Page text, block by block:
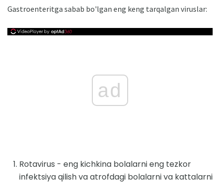
Gastroenteritga sabab bo'lgan eng keng tarqalgan viruslar:
ad
Rotavirus - eng kichkina bolalarni eng tezkor
infektsiya qilish va atrofdagi bolalarni va kattalarni